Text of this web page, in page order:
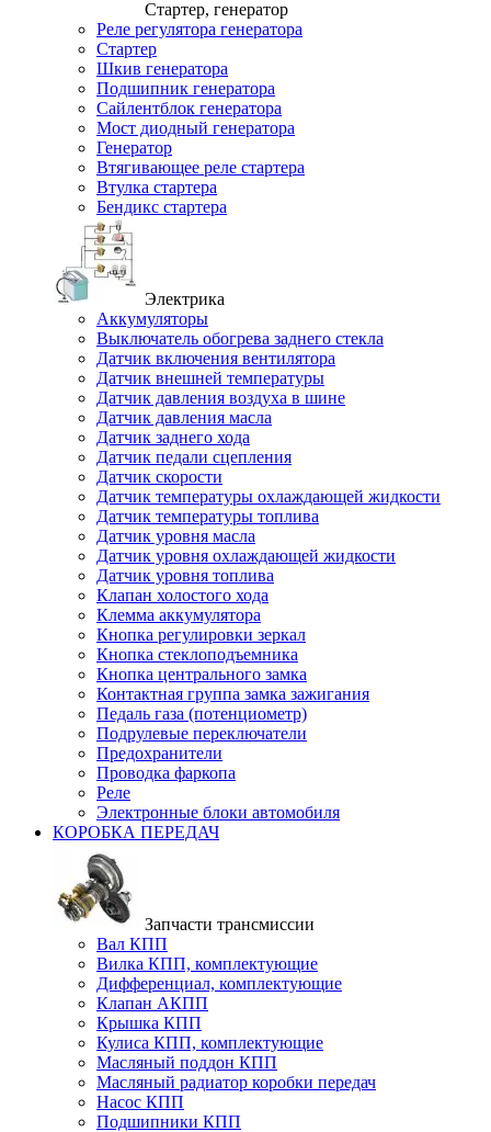
Стартер, генератор
Реле регулятора генератора
Стартер
Шкив генератора
Подшипник генератора
Сайлентблок генератора
Мост диодный генератора
Генератор
Втягивающее реле стартера
Втулка стартера
Бендикс стартера
Электрика
Аккумуляторы
Выключатель обогрева заднего стекла
Датчик включения вентилятора
Датчик внешней температуры
Датчик давления воздуха в шине
Датчик давления масла
Датчик заднего хода
Датчик педали сцепления
Датчик скорости
Датчик температуры охлаждающей жидкости
Датчик температуры топлива
Датчик уровня масла
Датчик уровня охлаждающей жидкости
Датчик уровня топлива
Клапан холостого хода
Клемма аккумулятора
Кнопка регулировки зеркал
Кнопка стеклоподъемника
Кнопка центрального замка
Контактная группа замка зажигания
Педаль газа (потенциометр)
Подрулевые переключатели
Предохранители
Проводка фаркопа
Реле
Электронные блоки автомобиля
КОРОБКА ПЕРЕДАЧ
Запчасти трансмиссии
Вал КПП
Вилка КПП, комплектующие
Дифференциал, комплектующие
Клапан АКПП
Крышка КПП
Кулиса КПП, комплектующие
Масляный поддон КПП
Масляный радиатор коробки передач
Насос КПП
Подшипники КПП